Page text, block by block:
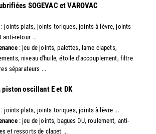
SOGEVAC et VAROVAC
joints plats, joints toriques, joints à lèvre, joints
anti-retour ...
: jeu de joints, palettes, lame clapets,
niveau d'huile, étoile d'accouplement, filtre
séparateurs ...
piston oscillant E et DK
joints plats, joints toriques, joints à lèvre ...
: jeu de joints, bagues DU, roulement, anti-
et ressorts de clapet ...​